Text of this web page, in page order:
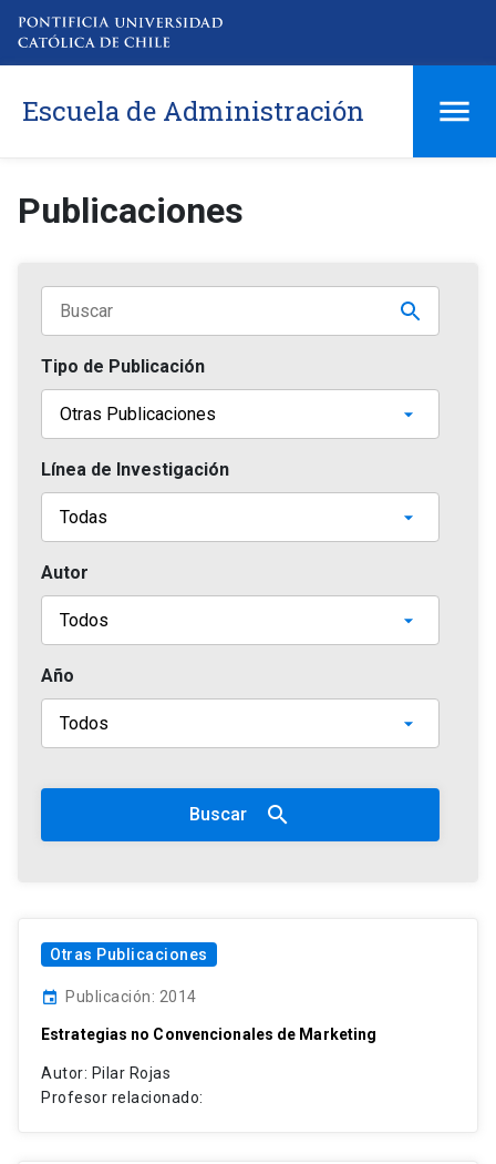
Escuela de Administración
Publicaciones
Tipo de Publicación
Línea de Investigación
Autor
Año
Buscar search
Otras Publicaciones
event Publicación: 2014
Estrategias no Convencionales de Marketing
Autor: Pilar Rojas
Profesor relacionado: